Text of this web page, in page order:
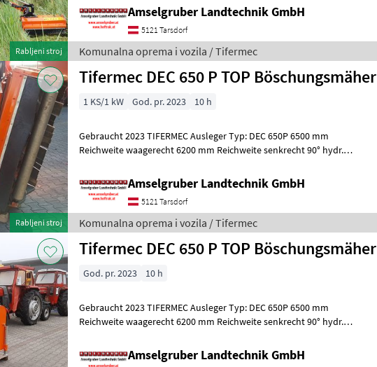
Rabljeni stroj
Amselgruber Landtechnik GmbH
5121 Tarsdorf
Komunalna oprema i vozila / Tifermec
Rabljeni stroj
Tifermec DEC 650 P TOP Böschungsmäher
1 KS/1 kW God. pr. 2023 10 h
Gebraucht 2023 TIFERMEC Ausleger Typ: DEC 650P 6500 mm
Reichweite waagerecht 6200 mm Reichweite senkrecht 90° hydr.
Amselgruber Landtechnik GmbH
5121 Tarsdorf
Komunalna oprema i vozila / Tifermec
Tifermec DEC 650 P TOP Böschungsmäher
God. pr. 2023 10 h
Gebraucht 2023 TIFERMEC Ausleger Typ: DEC 650P 6500 mm
Reichweite waagerecht 6200 mm Reichweite senkrecht 90° hydr.
Amselgruber Landtechnik GmbH